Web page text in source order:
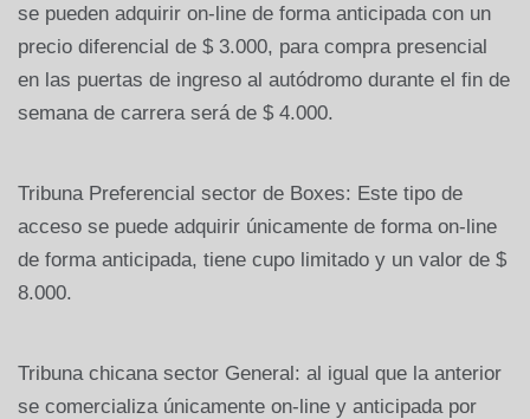
se pueden adquirir on-line de forma anticipada con un
precio diferencial de $ 3.000, para compra presencial
en las puertas de ingreso al autódromo durante el fin de
semana de carrera será de $ 4.000.
Tribuna Preferencial sector de Boxes: Este tipo de
acceso se puede adquirir únicamente de forma on-line
de forma anticipada, tiene cupo limitado y un valor de $
8.000.
Tribuna chicana sector General: al igual que la anterior
se comercializa únicamente on-line y anticipada por